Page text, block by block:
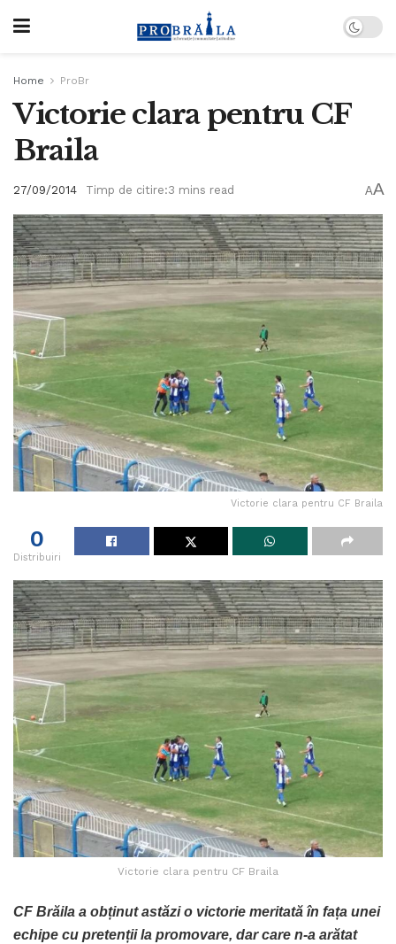
Home ProBr
Victorie clara pentru CF
Braila
27/09/2014 Timp de citire:3 mins read AA
Victorie clara pentru CF Braila
0
Distribuiri
Victorie clara pentru CF Braila
CF Brăila a obținut astăzi o victorie meritată în fața unei
echipe cu pretenții la promovare, dar care n-a arătat